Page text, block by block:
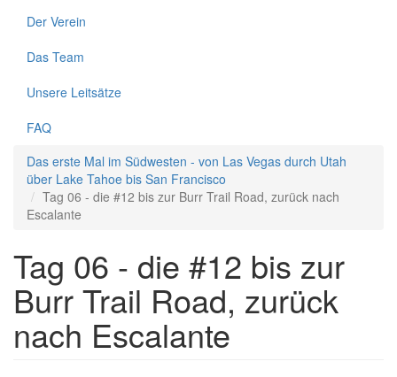
Der Verein
Das Team
Unsere Leitsätze
FAQ
Das erste Mal im Südwesten - von Las Vegas durch Utah
über Lake Tahoe bis San Francisco
Tag 06 - die #12 bis zur Burr Trail Road, zurück nach
Escalante
Tag 06 - die #12 bis zur
Burr Trail Road, zurück
nach Escalante